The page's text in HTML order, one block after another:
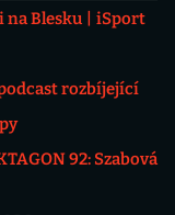
na Blesku
iSport
rozbíjející
92: Szabová